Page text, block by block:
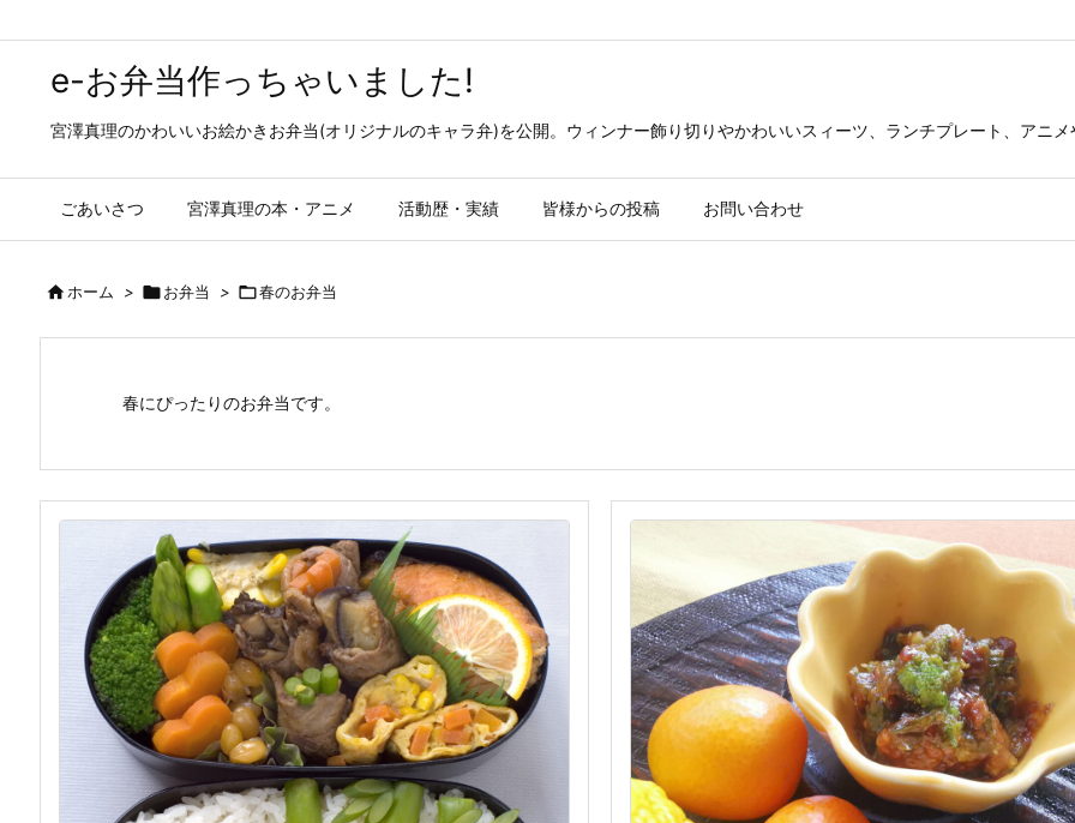
e-お弁当作っちゃいました!
宮澤真理のかわいいお絵かきお弁当(オリジナルのキャラ弁)を公開。ウィンナー飾り切りやかわいいスィーツ、ランチプレート、アニ
ごあいさつ 宮澤真理の本・アニメ 活動歴・実績 皆様からの投稿 お問い合わせ
ホーム > お弁当 > 春のお弁当
春にぴったりのお弁当です。